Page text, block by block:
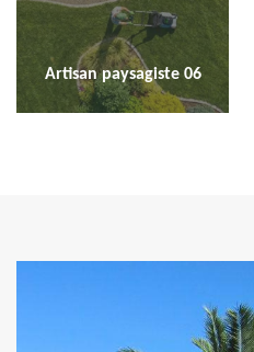
Artisan paysagiste 06